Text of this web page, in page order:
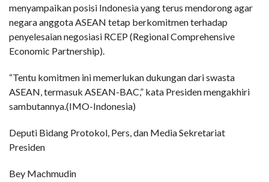
menyampaikan posisi Indonesia yang terus mendorong agar
negara anggota ASEAN tetap berkomitmen terhadap
penyelesaian negosiasi RCEP (Regional Comprehensive
Economic Partnership).
“Tentu komitmen ini memerlukan dukungan dari swasta
ASEAN, termasuk ASEAN-BAC,” kata Presiden mengakhiri
sambutannya.(IMO-Indonesia)
Deputi Bidang Protokol, Pers, dan Media Sekretariat
Presiden
Bey Machmudin